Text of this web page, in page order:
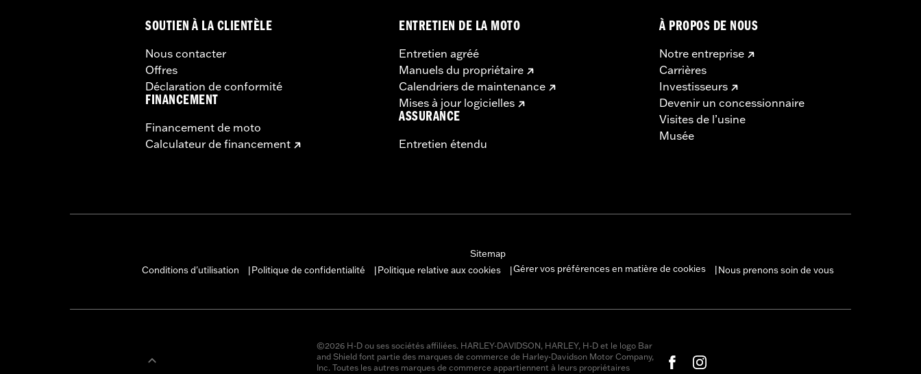
SOUTIEN À LA CLIENTÈLE
Nous contacter
Offres
Déclaration de conformité
FINANCEMENT
Financement de moto
Calculateur de financement
ENTRETIEN DE LA MOTO
Entretien agréé
Manuels du propriétaire
Calendriers de maintenance
Mises à jour logicielles
ASSURANCE
Entretien étendu
À PROPOS DE NOUS
Notre entreprise
Carrières
Investisseurs
Devenir un concessionnaire
Visites de l’usine
Musée
Sitemap
Conditions d'utilisation
Politique de confidentialité Politique relative aux cookies Gérer vos préférences en matière de cookies Nous prenons soin de vous
©2026 H-D ou ses sociétés affiliées. HARLEY-DAVIDSON, HARLEY, H-D et le logo Bar
and Shield font partie des marques de commerce de Harley-Davidson Motor Company,
Inc. Toutes les autres marques de commerce appartiennent à leurs propriétaires